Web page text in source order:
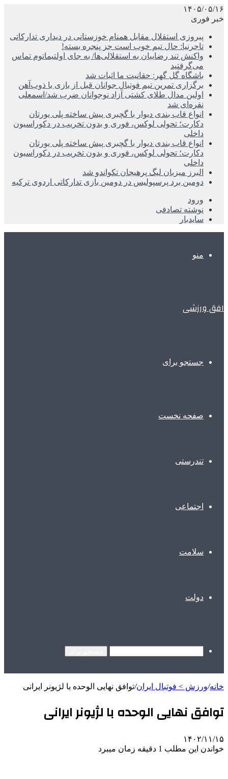
۱۴۰۵/۰۵/۱۶
خبر فوری
پیروزی استقلال مقابل همنام خوزستانی در دیداری تدارکاتی
تاجرنیا: حال تیم خوب است جز پنجره بسته!
واکنش تند رضاییان به استقلالی‌ها/ به جای اولتیماتوم تماس
می‌گرفتید
باشگاه گل گهر: حقانیت ما اثبات شد
برگزاری تمرین تیم فوتبال جوانان قبل از بازی با ذوب‌آهن
اولین مدال طلای کشتی آزاد نوجوانان ضرب شد/اسمعلی
نقره‌ای شد
انواع قاب بندی دیوار با گچبری پیش ساخته پلی یورتان
دکارت؛ تحولی لوکس، فوری و بدون تخریب در دکوراسیون
داخلی
انواع قاب بندی دیوار با گچبری پیش ساخته پلی یورتان
دکارت؛ تحولی لوکس، فوری و بدون تخریب در دکوراسیون
داخلی
البرز میزبان لیگ پرهیجان تکواندو شد
دومین برد پرسپولیس در دومین بازی تدارکاتی اردوی ترکیه
ورود
نوشته تصادفی
سایدبار
منو
افق ورزشی
جستجو برای
صفحه نخست
تندرستی
اجتماعی
سلامت
دولت
خانه/ورزش > فوتبال ایران/توافق نهایی الوحده با لژیونر ایرانی
توافق نهایی الوحده با لژیونر ایرانی
۱۴۰۲/۱۱/۱۵
خواندن این مطلب 1 دقیقه زمان میبرد